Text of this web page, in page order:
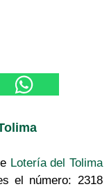
Lotería del Tolima
el número: 2318